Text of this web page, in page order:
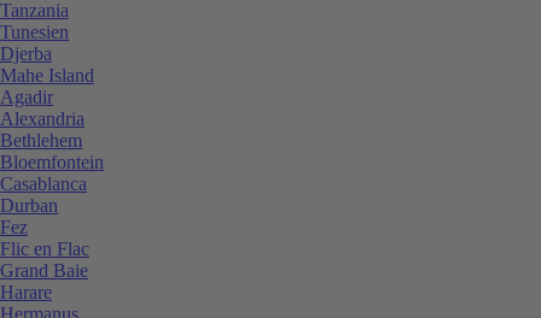
Tanzania
Tunesien
Djerba
Mahe Island
Agadir
Alexandria
Bethlehem
Bloemfontein
Casablanca
Durban
Fez
Flic en Flac
Grand Baie
Harare
Hermanus